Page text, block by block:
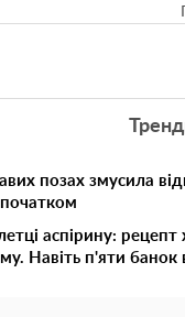
позах змусила
аспірину: рецепт
Навіть п'яти